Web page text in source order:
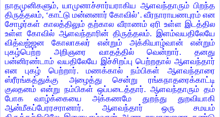
நாதமுனிகளும்,யாமுனாச்சார்யராகிய ஆளவந்தாரும் பிறந்த
திருத்தலம், ‘காட்டு மன்னனார் கோவில்’. வீரநாராயணபுரம் என
சோழர்கள் காலத்திலும் தற்கால வீராணம் ஏரி உள்ள இடத்தில
உள்ள கோவில் ஆளவந்தாரின் திருத்தலம். இளம்வயதிலேயே
வித்வஜ்ஜன கோலாகலர் என்றும் அக்கியாழ்வான் என்றும்
புகழ்பெற்ற அறிஞரை வாதத்தில் வென்றார். தனது
பன்னிரண்டாம் வயதிலேயே இச்சிறப்பு பெற்றதால் ஆளவந்தார்
என புகழ் பெற்றார். மணக்கால் நம்பிகள் ஆளவந்தாரை
ஸ்ரீரங்கத்துக்கு அழைத்து சென்று ரங்கநாதரைக்காட்டி
குலதனம் என்று நம்பிகள் ஒப்படைத்தார். ஆளவந்தாரும் தம்
போக வாழ்க்கையை அக்கணமே துறந்து துறவியாகி
ஆன்மீகப்பேரரசரானார். ஆளவந்தார் ஒரு சமயம்